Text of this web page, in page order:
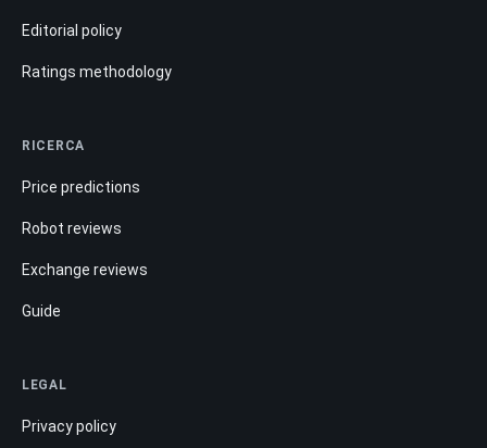
Editorial policy
Ratings methodology
RICERCA
Price predictions
Robot reviews
Exchange reviews
Guide
LEGAL
Privacy policy